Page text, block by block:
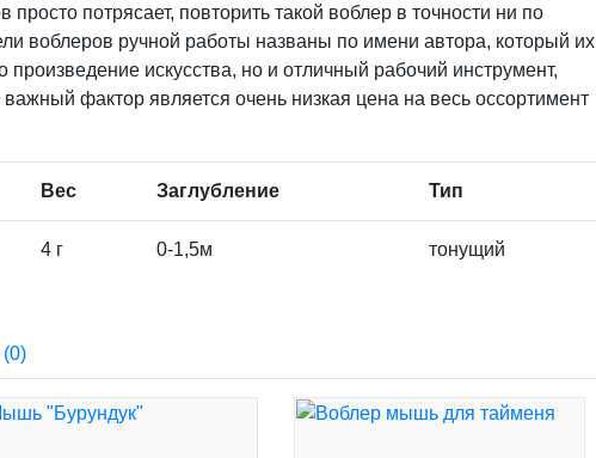
просто потрясает, повторить такой воблер в точности ни по
воблеров ручной работы названы по имени автора, который их
искусства, но и отличный рабочий инструмент,
фактор является очень низкая цена на весь оссортимент
Вес Заглубление Тип
4 г 0-1,5м тонущий